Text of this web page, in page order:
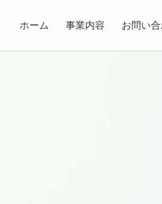
ホーム 事業内容 お問い